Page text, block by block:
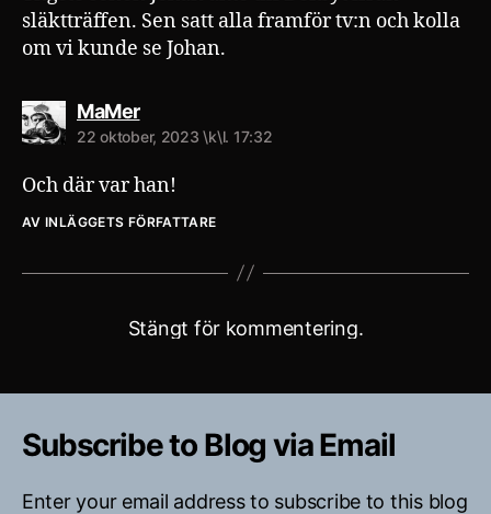
släktträffen. Sen satt alla framför tv:n och kolla
om vi kunde se Johan.
MaMersäger:
22 oktober, 2023 \k\l. 17:32
Och där var han!
AV INLÄGGETS FÖRFATTARE
Stängt för kommentering.
Subscribe to Blog via Email
Enter your email address to subscribe to this blog